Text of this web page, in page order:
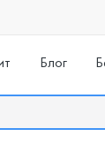
Блог